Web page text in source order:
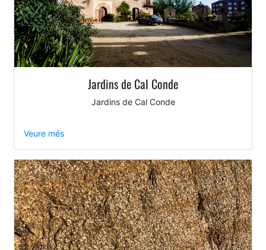
Jardins de Cal Conde
Jardins de Cal Conde
Veure més